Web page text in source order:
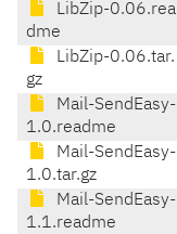
LibZip-0.06.rea
dme
LibZip-0.06.tar.
gz
Mail-SendEasy-
1.0.readme
Mail-SendEasy-
1.0.tar.gz
Mail-SendEasy-
1.1.readme